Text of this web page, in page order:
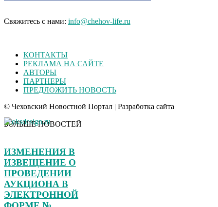
Свяжитесь с нами: info@chehov-life.ru
КОНТАКТЫ
РЕКЛАМА НА САЙТЕ
АВТОРЫ
ПАРТНЕРЫ
ПРЕДЛОЖИТЬ НОВОСТЬ
© Чеховский Новостной Портал | Разработка сайта
БОЛЬШЕ НОВОСТЕЙ
ИЗМЕНЕНИЯ В
ИЗВЕЩЕНИЕ О
ПРОВЕДЕНИИ
АУКЦИОНА В
ЭЛЕКТРОННОЙ